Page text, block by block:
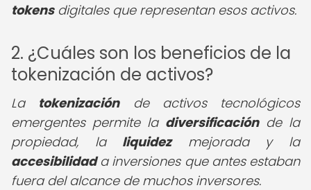
tokensdigitales que representan esos activos.
2. ¿Cuáles son los beneficios de la
tokenización de activos?
La tokenizaciónde activos tecnológicos
emergentes permite la diversificaciónde la
propiedad, la liquidezmejorada y la
accesibilidada inversiones que antes estaban
fuera del alcance de muchos inversores.